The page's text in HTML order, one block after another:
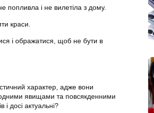
попливла і не вилетіла з дому.
краси.
і ображатися, щоб не бути в
характер, адже вони
явищами та повсякденними
досі актуальні?